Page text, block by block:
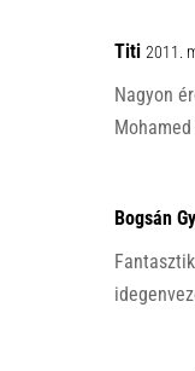
Titi 2011.
Nagyon
Bogsán